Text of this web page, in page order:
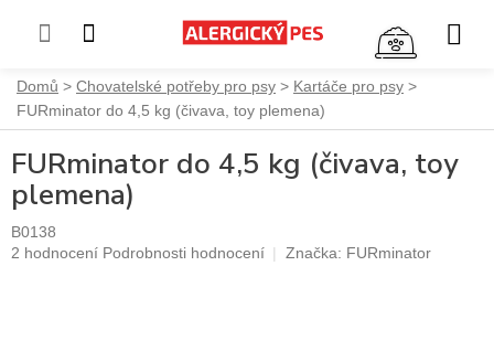
Přejít
obsah
Domů Chovatelské potřeby pro psy
Kartáče pro psy
FURminator do 4,5 kg (čivava, toy plemena)
FURminator do 4,5 kg (čivava, toy
plemena)
B0138
Průměrné
2 hodnocení Podrobnosti hodnocení Značka: FURminator